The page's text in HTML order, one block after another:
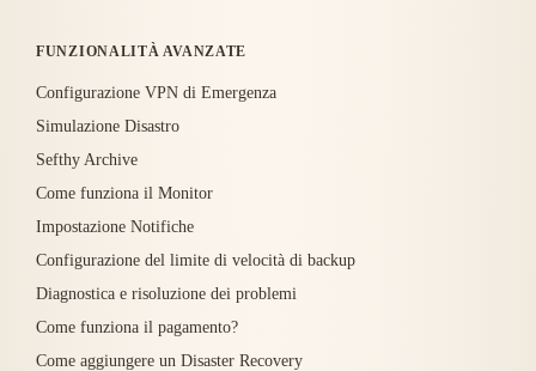
FUNZIONALITÀ AVANZATE
Configurazione VPN di Emergenza
Simulazione Disastro
Sefthy Archive
Come funziona il Monitor
Impostazione Notifiche
Configurazione del limite di velocità di backup
Diagnostica e risoluzione dei problemi
Come funziona il pagamento?
Come aggiungere un Disaster Recovery